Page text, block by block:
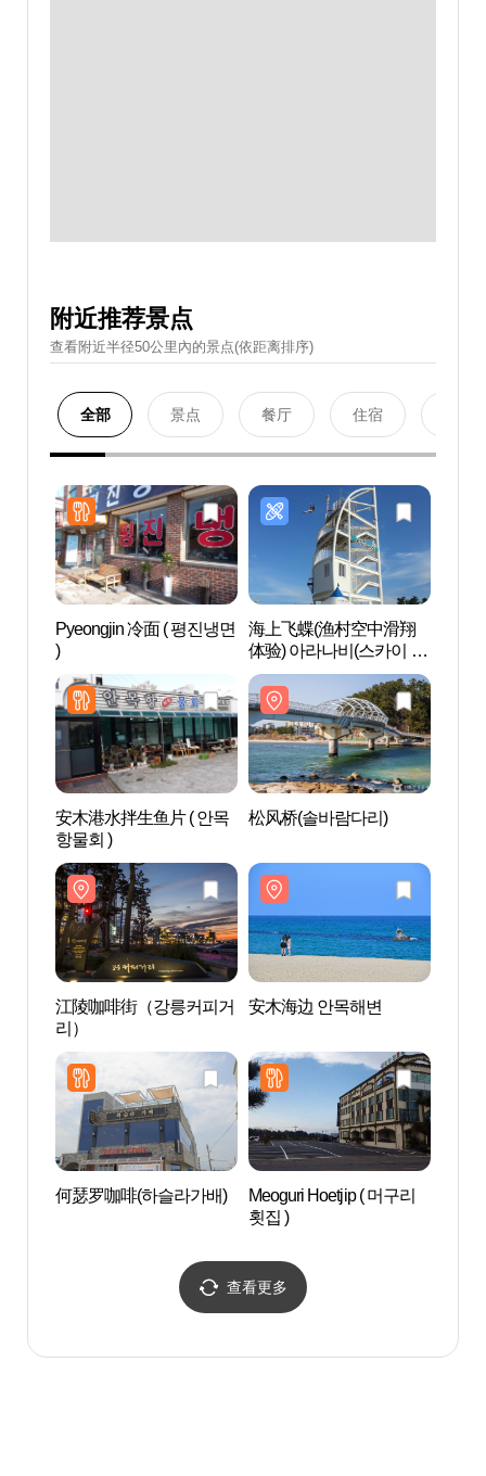
附近推荐景点
查看附近半径50公里內的景点(依距离排序)
全部 景点 餐厅 住宿
Pyeongjin 冷面 ( 평진냉면
)
海上飞蝶(渔村空中滑翔
体验) 아라나비(스카이 어
촌체험)
安木港水拌生鱼片 ( 안목
항물회 )
松风桥(솔바람다리)
江陵咖啡街（강릉커피거
리）
安木海边 안목해변
何瑟罗咖啡(하슬라가배)
Meoguri Hoetjip ( 머구리
횟집 )
查看更多